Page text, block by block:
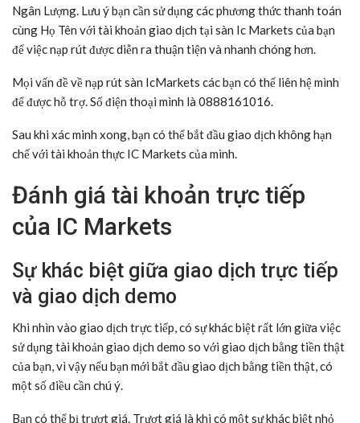
Ngân Lượng. Lưu ý bạn cần sử dụng các phương thức thanh toán
cùng Họ Tên với tài khoản giao dịch tại sàn Ic Markets của bạn
để việc nạp rút được diễn ra thuận tiện và nhanh chóng hơn.
Mọi vấn đề về nạp rút sàn IcMarkets các bạn có thể liên hệ mình
để được hỗ trợ. Số điện thoại mình là 0888161016.
Sau khi xác minh xong, bạn có thể bắt đầu giao dịch không hạn
chế với tài khoản thực IC Markets của mình.
Đánh giá tài khoản trực tiếp
của IC Markets
Sự khác biệt giữa giao dịch trực tiếp
và giao dịch demo
Khi nhìn vào giao dịch trực tiếp, có sự khác biệt rất lớn giữa việc
sử dụng tài khoản giao dịch demo so với giao dịch bằng tiền thật
của bạn, vì vậy nếu bạn mới bắt đầu giao dịch bằng tiền thật, có
một số điều cần chú ý.
Bạn có thể bị trượt giá. Trượt giá là khi có một sự khác biệt nhỏ